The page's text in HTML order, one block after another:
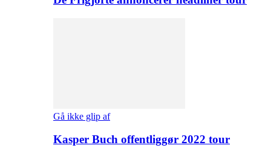
Gå ikke glip af
Kasper Buch offentliggør 2022 tour